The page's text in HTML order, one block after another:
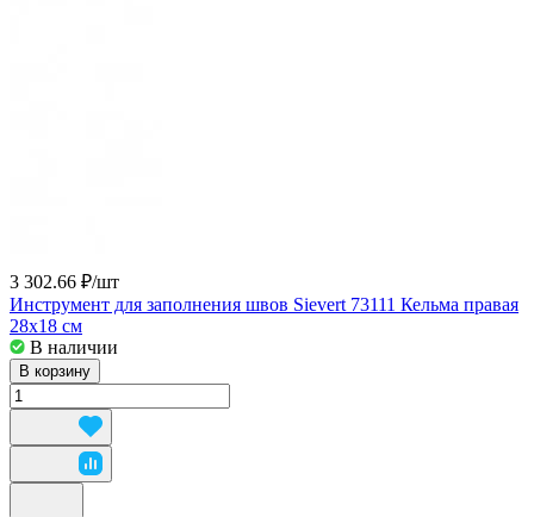
3 302.66 ₽/шт
Инструмент для заполнения швов Sievert 73111 Кельма правая
28x18 см
В наличии
В корзину